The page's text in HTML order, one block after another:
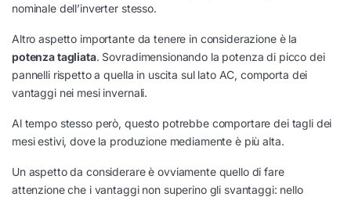
nominale dell’inverter stesso.
Altro aspetto importante da tenere in considerazione è la
potenza tagliata. Sovradimensionando la potenza di picco dei
pannelli rispetto a quella in uscita sul lato AC, comporta dei
vantaggi nei mesi invernali.
Al tempo stesso però, questo potrebbe comportare dei tagli dei
mesi estivi, dove la produzione mediamente è più alta.
Un aspetto da considerare è ovviamente quello di fare
attenzione che i vantaggi non superino gli svantaggi: nello